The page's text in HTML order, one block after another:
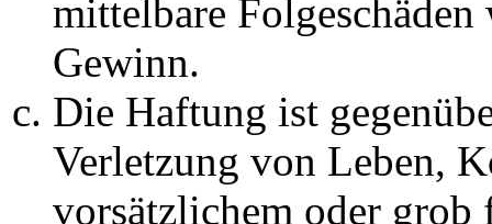
mittelbare Folgeschäden
Gewinn.
Die Haftung ist
Verletzung von Leben,
vorsätzlichem oder grob